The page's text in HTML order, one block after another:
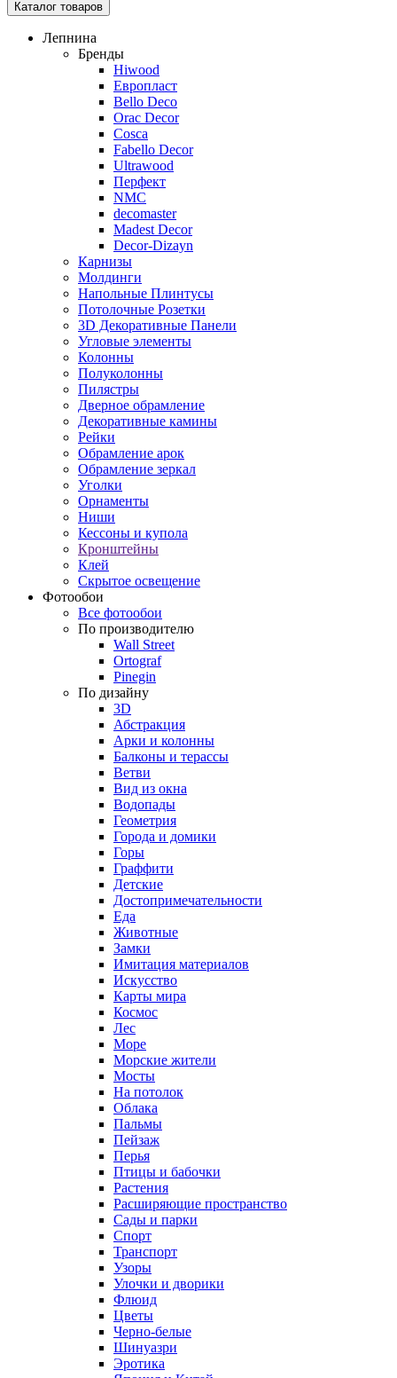
Каталог товаров
Лепнина
Бренды
Hiwood
Европласт
Bello Deco
Orac Decor
Cosca
Fabello Decor
Ultrawood
Перфект
NMC
decomaster
Madest Decor
Decor-Dizayn
Карнизы
Молдинги
Напольные Плинтусы
Потолочные Розетки
3D Декоративные Панели
Угловые элементы
Колонны
Полуколонны
Пилястры
Дверное обрамление
Декоративные камины
Рейки
Обрамление арок
Обрамление зеркал
Уголки
Орнаменты
Ниши
Кессоны и купола
Кронштейны
Клей
Скрытое освещение
Фотообои
Все фотообои
По производителю
Wall Street
Ortograf
Pinegin
По дизайну
3D
Абстракция
Арки и колонны
Балконы и терассы
Ветви
Вид из окна
Водопады
Геометрия
Города и домики
Горы
Граффити
Детские
Достопримечательности
Еда
Животные
Замки
Имитация материалов
Искусство
Карты мира
Космос
Лес
Море
Морские жители
Мосты
На потолок
Облака
Пальмы
Пейзаж
Перья
Птицы и бабочки
Растения
Расширяющие пространство
Сады и парки
Спорт
Транспорт
Узоры
Улочки и дворики
Флюид
Цветы
Черно-белые
Шинуазри
Эротика